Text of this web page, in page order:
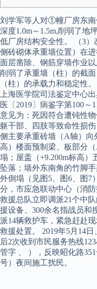
刘学军等人对①幢厂房东
深度1.0m～1.5m,削弱了地
低厂房结构安全性。 （3
侧砖砌体承重墙位置）在
面层凿除、钢筋穿墙作业
削弱了承重墙（柱）的截
（柱）的承载力和稳定性
上海医学院司法鉴定中心
医〔2019〕病鉴字第100～
意见为：死因符合遭钝性
躯干部、四肢等致命性损
侧主要承重砖墙（A轴）向
高）楼面预制梁、板部分
塌；屋盖（+9.200m标高
坠落；墙外东南角的竹脚
外倒塌（见图5、图6、图7
分，市应急联动中心（消
救援总队立即调派21个中
援设备、300余名指战员和
派14辆救护车，紧急赶赴
救援处置。 2019年5月14
后2次收到市民服务热线
管字 、 ），反映昭化路
号）夜间施工扰民。